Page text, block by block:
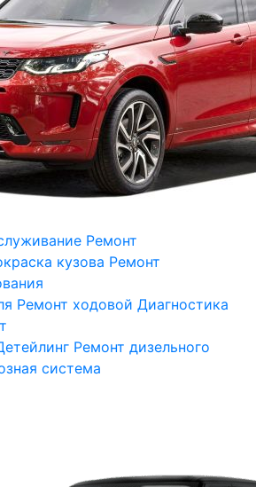
Ремонт
кузова Ремонт
Ремонт ходовой Диагностика
Ремонт дизельного
система